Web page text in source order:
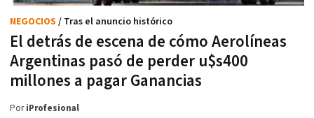
El detrás de escena de cómo Aerolíneas
Argentinas pasó de perder u$s400
millones a pagar Ganancias
NEGOCIOS / Tras el anuncio histórico
PoriProfesional